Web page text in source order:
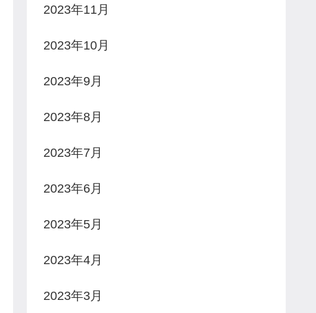
2023年11月
2023年10月
2023年9月
2023年8月
2023年7月
2023年6月
2023年5月
2023年4月
2023年3月